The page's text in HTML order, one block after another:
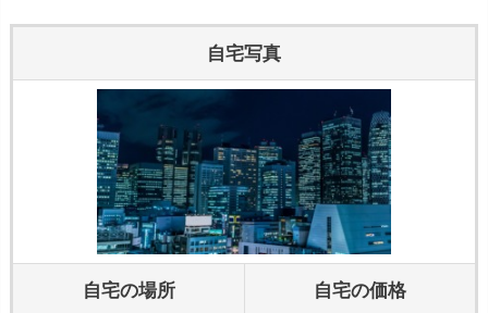
自宅写真
自宅の場所 自宅の価格